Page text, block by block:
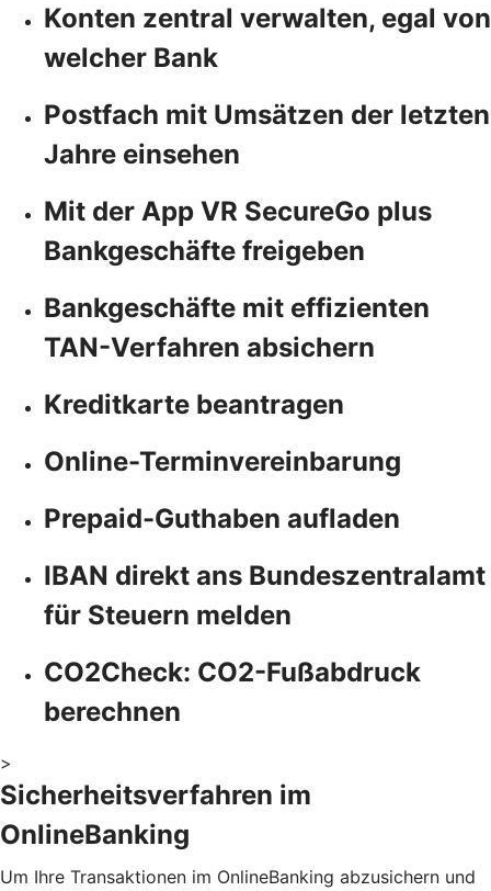
Konten zentral verwalten, egal von
welcher Bank
Postfach mit Umsätzen der letzten
Jahre einsehen
Mit der App VR SecureGo plus
Bankgeschäfte freigeben
Bankgeschäfte mit effizienten
TAN-Verfahren absichern
Kreditkarte beantragen
Online-Terminvereinbarung
Prepaid-Guthaben aufladen
IBAN direkt ans Bundeszentralamt
für Steuern melden
CO2Check: CO2-Fußabdruck
berechnen
>
Sicherheitsverfahren im
OnlineBanking
Um Ihre Transaktionen im OnlineBanking abzusichern und